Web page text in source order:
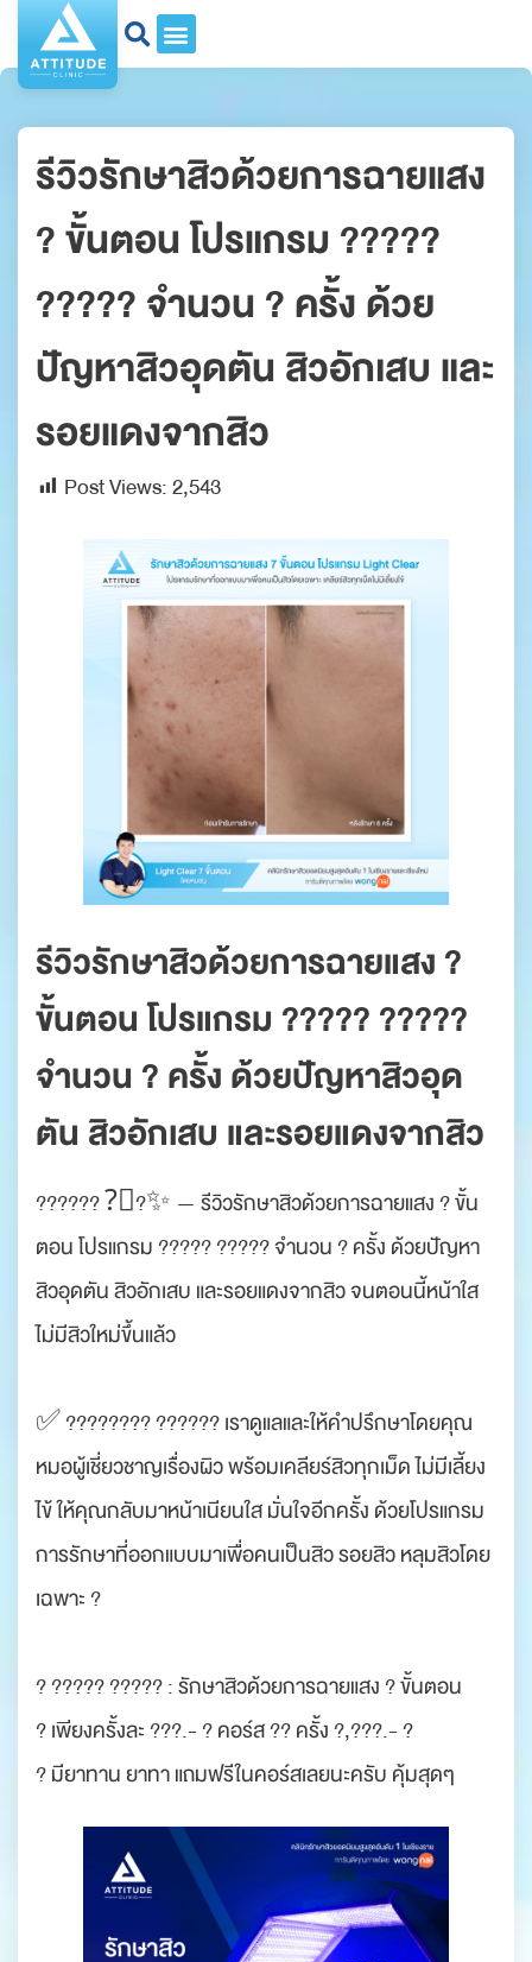
รีวิวรักษาสิวด้วยการฉายแสง
? ขั้นตอน โปรแกรม ?????
????? จำนวน ? ครั้ง ด้วย
ปัญหาสิวอุดตัน สิวอักเสบ และ
รอยแดงจากสิว
Post Views:2,543
รีวิวรักษาสิวด้วยการฉายแสง ?
ขั้นตอน โปรแกรม ????? ?????
จำนวน ? ครั้ง ด้วยปัญหาสิวอุด
ตัน สิวอักเสบ และรอยแดงจากสิว
?????? ?‍⚕?✨ — รีวิวรักษาสิวด้วยการฉายแสง ? ขั้น
ตอน โปรแกรม ????? ????? จำนวน ? ครั้ง ด้วยปัญหา
สิวอุดตัน สิวอักเสบ และรอยแดงจากสิว จนตอนนี้หน้าใส
ไม่มีสิวใหม่ขึ้นแล้ว
✅ ???????? ?????? เราดูแลและให้คำปรึกษาโดยคุณ
หมอผู้เชี่ยวชาญเรื่องผิว พร้อมเคลียร์สิวทุกเม็ด ไม่มีเลี้ยง
ไข้ ให้คุณกลับมาหน้าเนียนใส มั่นใจอีกครั้ง ด้วยโปรแกรม
การรักษาที่ออกแบบมาเพื่อคนเป็นสิว รอยสิว หลุมสิวโดย
เฉพาะ ?
? ????? ????? : รักษาสิวด้วยการฉายแสง ? ขั้นตอน
? เพียงครั้งละ ???.- ? คอร์ส ?? ครั้ง ?,???.- ?
? มียาทาน ยาทา แถมฟรีในคอร์สเลยนะครับ คุ้มสุดๆ